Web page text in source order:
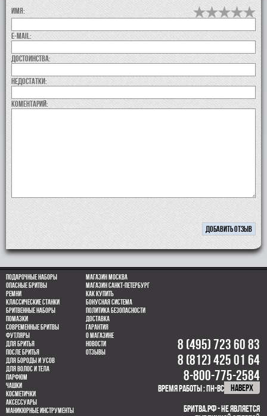
Имя:
E-MAIL:
Достоинства:
недостатки:
коментарий:
Подарочные наборы
Опасные бритвы
Ремни
Классические станки
Бритвенные наборы
Помазки
Современные бритвы
Футляры
Для бритья
После бритья
Для бороды и усов
для волос и тела
парфюм
Чашки
Косметички
Аксессуары
Маникюрные инструменты
Магазин Москва
Магазин Санкт-Петербург
Как купить
Бонусная система
Политика безопасности
Доставка
Гарантия
О магазине
Новости
Отзывы
8 (495) 723 60 83
8 (812) 425 01 64
8-800-775-2584
время работы : пн-вс 10.00-21.00
Бритва.РФ - не является
НАВЕРХ